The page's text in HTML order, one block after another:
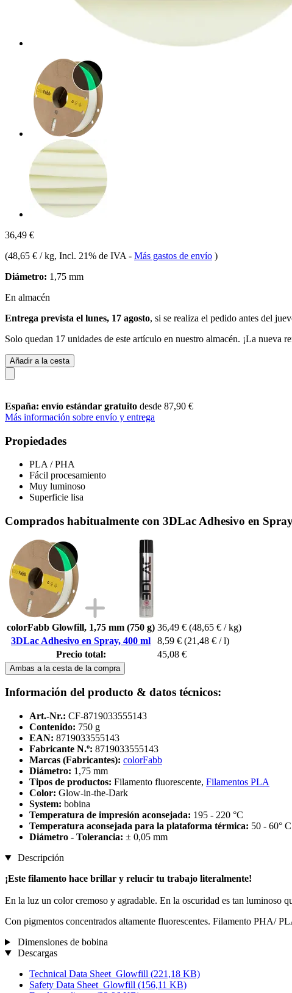
36,49 €
(48,65 € / kg, Incl. 21% de IVA - Más gastos de envío )
Diámetro: 1,75 mm
En almacén
Entrega prevista el lunes, 17 agosto, si se realiza el pedido antes del
Solo quedan 17 unidades de este artículo en nuestro almacén. ¡La nueva
Añadir a la cesta
España: envío estándar gratuito desde 87,90 €
Más información sobre envío y entrega
Propiedades
PLA / PHA
Fácil procesamiento
Muy luminoso
Superficie lisa
Comprados habitualmente con 3DLac Adhesivo en
colorFabb Glowfill, 1,75 mm (750 g) 36,49 € (48,65 € / kg)
3DLac Adhesivo en Spray, 400 ml
8,59 € (21,48 € / l)
Precio total:
45,08 €
Ambas a la cesta de la compra
Información del producto & datos técnicos:
Art.-Nr.: CF-8719033555143
Contenido: 750 g
EAN: 8719033555143
Fabricante N.º: 8719033555143
Marcas (Fabricantes): colorFabb
Diámetro: 1,75 mm
Tipos de productos: Filamento fluorescente, Filamentos PLA
Color: Glow-in-the-Dark
System: bobina
Temperatura de impresión aconsejada: 195 - 220 °C
Temperatura aconsejada para la plataforma térmica: 50 - 60° C
Diámetro - Tolerancia: ± 0,05 mm
Descripción
¡Este filamento hace brillar y relucir tu trabajo literalmente!
En la luz un color cremoso y agradable. En la oscuridad es tan luminoso
Con pigmentos concentrados altamente fluorescentes. Filamento PHA/
Dimensiones de bobina
Descargas
Technical Data Sheet_Glowfill (221,18 KB)
Safety Data Sheet_Glowfill (156,11 KB)